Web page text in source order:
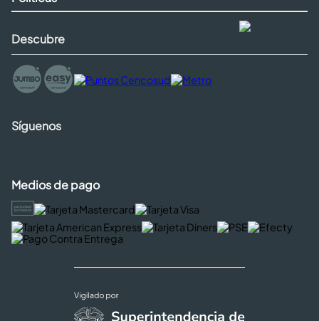
Descubre
Síguenos
Medios de pago